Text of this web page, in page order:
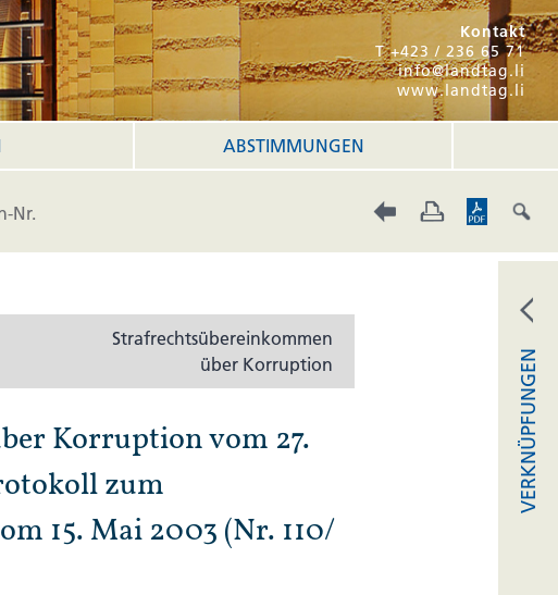
Kontakt
T +423 / 236 65 71
info@landtag.li
www.landtag.li
ABSTIMMUNGEN
Nr.
Strafrechtsübereinkommen
über Korruption
Korruption vom 27.
zum
15. Mai 2003 (Nr. 110/
VERKNÜPFUNGEN